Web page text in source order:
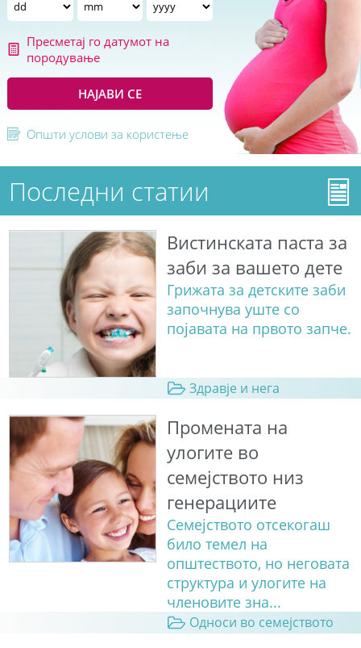
Пресметај го датумот на
породување
НАЈАВИ СЕ
Општи услови за користење
Последни статии
Вистинската паста за
заби за вашето дете
Грижата за детските заби
започнува уште со
појавата на првото запче.
Здравје и нега
Промената на
улогите во
семејството низ
генерациите
Семејството отсекогаш
било темел на
општеството, но неговата
структура и улогите на
членовите зна...
Односи во семејството